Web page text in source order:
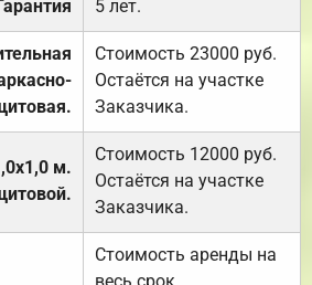
5 лет.
Стоимость 23000 руб.
Остаётся на участке
Заказчика.
м.
Стоимость 12000 руб.
Остаётся на участке
Заказчика.
Стоимость аренды на